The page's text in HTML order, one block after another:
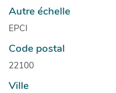
Autre échelle
EPCI
Code postal
22100
Ville